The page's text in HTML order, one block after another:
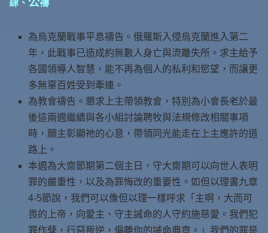
肆、 禱
為烏克蘭戰事平息禱告。俄羅斯入侵烏克蘭進入第二
年，此戰事已造成約無數人身亡與流離失所。求主給予
各國領導人智慧，能不再為個人的私利和慾望，而讓更
多無辜百姓受到牽連。
為教會禱告。懇求上主帶領教會，特別為小會長老於最
後這兩週繼續與各小組討論聘牧與法規修改相關事項
時，願主彰顯祂的心意，帶領同光能走在上主應許的道
路上。
本週為大齋節期第二個主日，守大齋期可以向世人表明
罪的嚴重性，以及為罪悔改的重要性。如但以理書九章
4-5節說，我們可以像但以理一樣呼求「主啊，大而可
畏的上帝，向愛主、守主誡命的人守約施慈愛。我們犯
罪作孽，行惡叛逆，偏離你的誡命典章。」我們的罪是